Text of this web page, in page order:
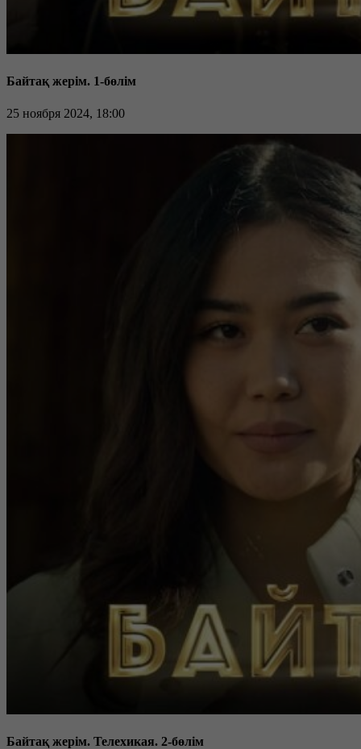
Байтақ жерім. 1-бөлім
25 ноября 2024, 18:00
Байтақ жерім. Телехикая. 2-бөлім